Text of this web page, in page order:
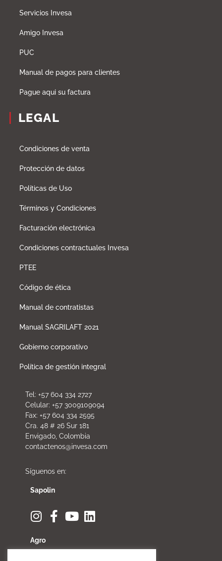
Servicios Invesa
Amigo Invesa
PUC
Manual de pagos para clientes
Pague aqui su factura
LEGAL
Condiciones de venta
Protección de datos
Políticas de Uso
Términos y Condiciones
Facturación electrónica
Condiciones contractuales Invesa
PTEE
Código de ética
Manual de contratistas
Manual SAGRILAFT 2021
Gobierno corporativo
Política de gestión integral
Tel: +57 604 334 2727
Celular: +57 3009109094
Fax: +57 604 334 2595
Cra. 48 # 26 Sur 181
Envigado, Colombia
contactenos@invesa.com
Síguenos en:
Sapolin
Agro